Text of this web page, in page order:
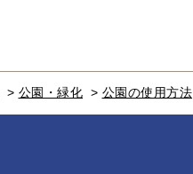
> 公園・緑化 > 公園の使用方法